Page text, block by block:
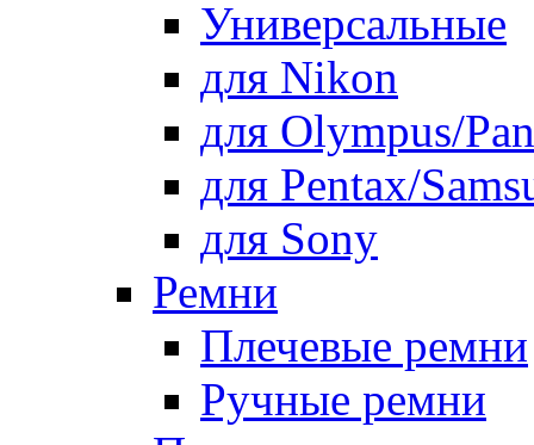
Универсальные
для Nikon
для Olympus/
для Pentax/
для Sony
Ремни
Плечевые ремни
Ручные ремни